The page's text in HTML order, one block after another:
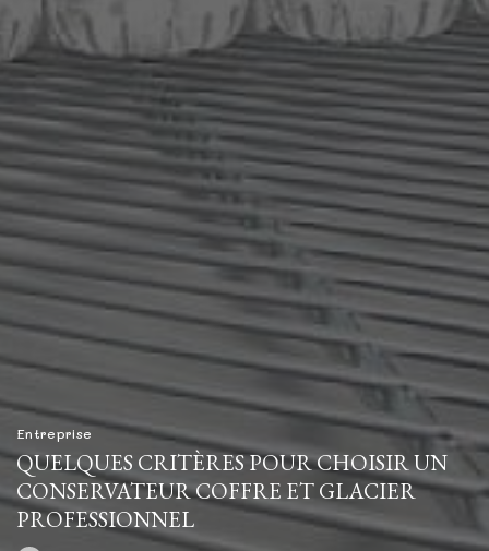
Entreprise
QUELQUES CRITÈRES POUR CHOISIR UN
CONSERVATEUR COFFRE ET GLACIER
PROFESSIONNEL